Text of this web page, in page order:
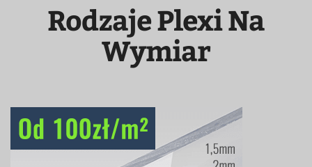
Rodzaje Plexi Na
Wymiar